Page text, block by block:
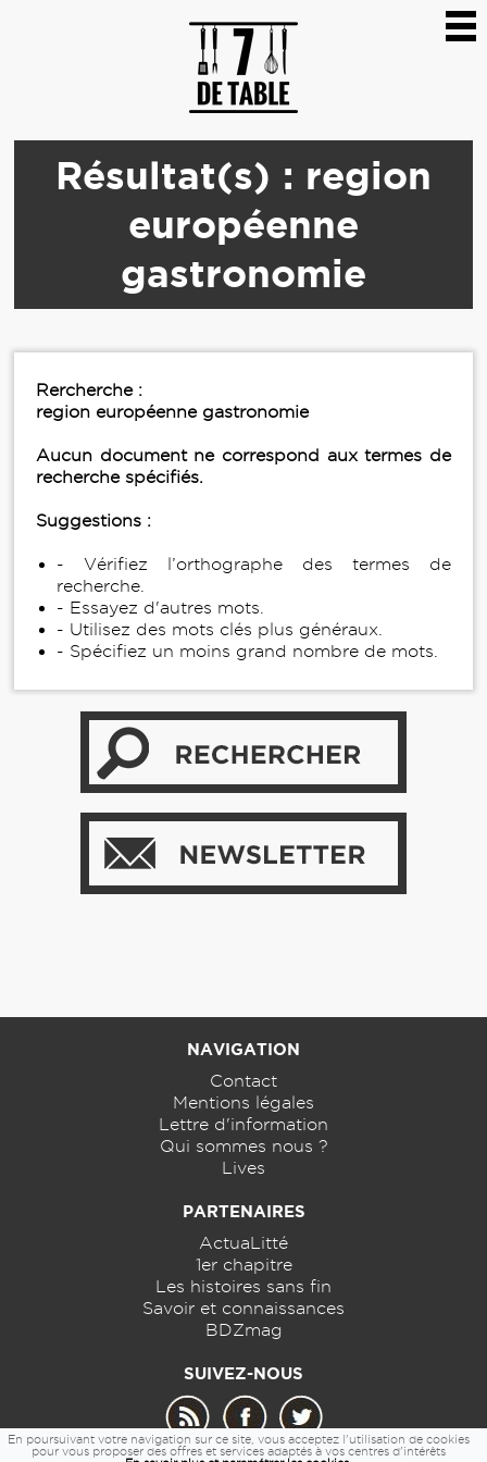
Résultat(s) : region
européenne
gastronomie
Rercherche :
region européenne gastronomie
Aucun document ne correspond aux termes de
recherche spécifiés.
Suggestions :
- Vérifiez l’orthographe des termes de
recherche.
- Essayez d'autres mots.
- Utilisez des mots clés plus généraux.
- Spécifiez un moins grand nombre de mots.
NAVIGATION
Contact
Mentions légales
Lettre d'information
Qui sommes nous ?
Lives
PARTENAIRES
ActuaLitté
1er chapitre
Les histoires sans fin
Savoir et connaissances
BDZmag
SUIVEZ-NOUS
En poursuivant votre navigation sur ce site, vous acceptez l'utilisation de cookies
pour vous proposer des offres et services adaptés à vos centres d'intérêts